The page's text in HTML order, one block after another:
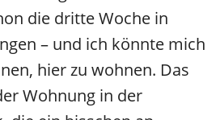
die dritte Woche in
– und ich könnte mich
hier zu wohnen. Das
Wohnung in der